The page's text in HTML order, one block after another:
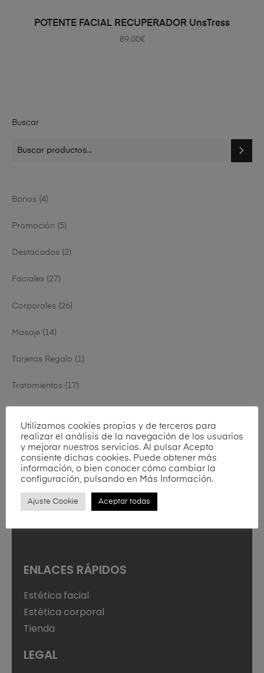
AÑADIR AL CARRITO
POTENTE FACIAL RECUPERADOR UnsTress
89.00€
Buscar
Bonos 4
Promoción 5
Destacados 2
Faciales 27
Corporales 26
Masaje 14
Tarjetas Regalo 1
Tratamientos 17
ENLACES RÁPIDOS
Estética facial
Estética corporal
Tienda
LEGAL
Utilizamos cookies propias y de terceros para
realizar el análisis de la navegación de los usuarios
y mejorar nuestros servicios. Al pulsar Acepto
consiente dichas cookies. Puede obtener más
información, o bien conocer cómo cambiar la
configuración, pulsando en Más Información.
Ajuste Cookie Aceptar todas